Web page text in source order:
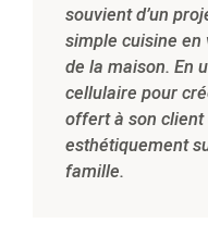
souvient d’un
simple cuisine
de la maison. En
cellulaire pour
offert à son
esthétiquement
famille.